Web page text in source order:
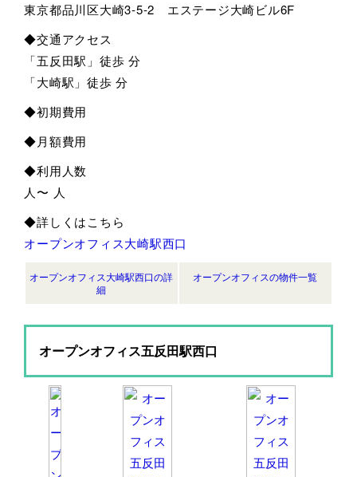
東京都品川区大崎3-5-2 エステージ大崎ビル6F
◆交通アクセス
「五反田駅」徒歩 分
「大崎駅」徒歩 分
◆初期費用
◆月額費用
◆利用人数
人〜 人
◆詳しくはこちら
オープンオフィス大崎駅西口
オープンオフィス大崎駅西口の詳
細
オープンオフィスの物件一覧
オープンオフィス五反田駅西口